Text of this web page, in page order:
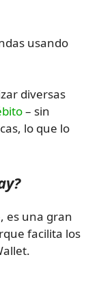
usando
diversas
– sin
lo que lo
es una gran
facilita los